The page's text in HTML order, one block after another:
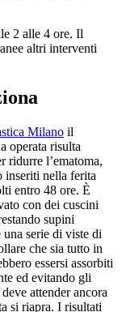
2 alle 4 ore. Il
altri interventi
Milano il
operata risulta
ridurre l’ematoma,
inseriti nella ferita
entro 48 ore. È
con dei cuscini
supini
serie di viste di
che sia tutto in
essersi assorbiti
ed evitando gli
attender ancora
si riapra. I risultati